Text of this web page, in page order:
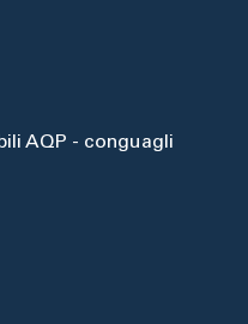
AQP - conguagli